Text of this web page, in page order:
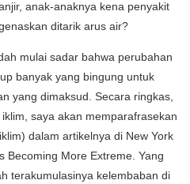
anak-anaknya kena penyakit
ditarik arus air?
mulai sadar bahwa perubahan
banyak yang bingung untuk
yang dimaksud. Secara ringkas,
saya akan memparafrasekan
dalam artikelnya di New York
Becoming More Extreme. Yang
terakumulasinya kelembaban di